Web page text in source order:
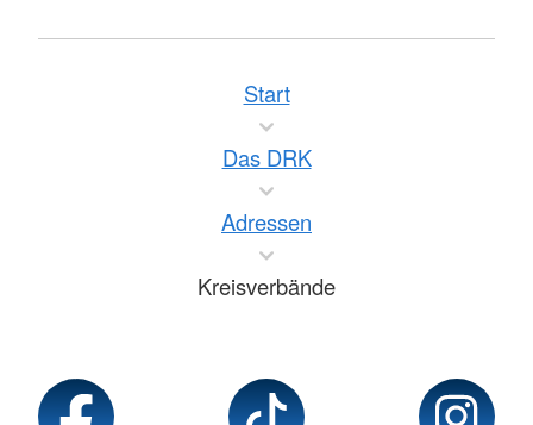
Start
Das DRK
Adressen
Kreisverbände